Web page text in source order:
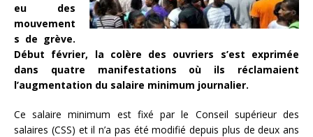
eu des
mouvement
s de grève.
Début février, la colère des ouvriers s’est exprimée
dans quatre manifestations où ils réclamaient
l’augmentation du salaire minimum journalier.
Ce salaire minimum est fixé par le Conseil supérieur des
salaires (CSS) et il n’a pas été modifié depuis plus de deux ans